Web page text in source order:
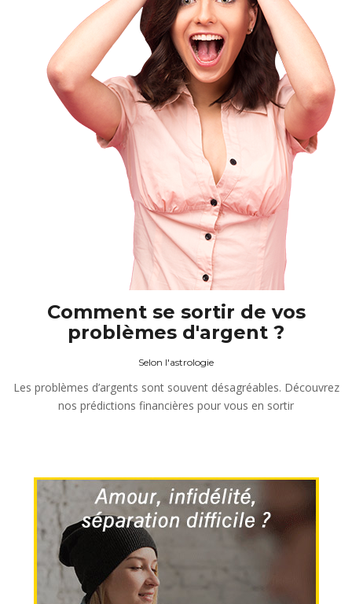
Comment se sortir de vos
problèmes d'argent ?
Selon l'astrologie
Les problèmes d’argents sont souvent désagréables. Découvrez
nos prédictions financières pour vous en sortir